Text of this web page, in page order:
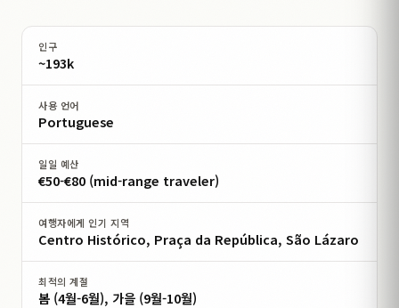
인구
~193k
사용 언어
Portuguese
일일 예산
€50-€80 (mid-range traveler)
여행자에게 인기 지역
Centro Histórico, Praça da República, São Lázaro
최적의 계절
봄 (4월-6월), 가을 (9월-10월)